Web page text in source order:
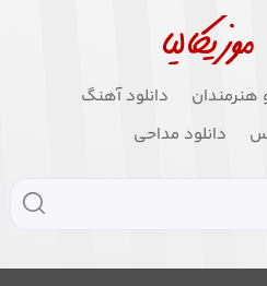
هنرمندان
دانلود آهنگ
دانلود مداحی